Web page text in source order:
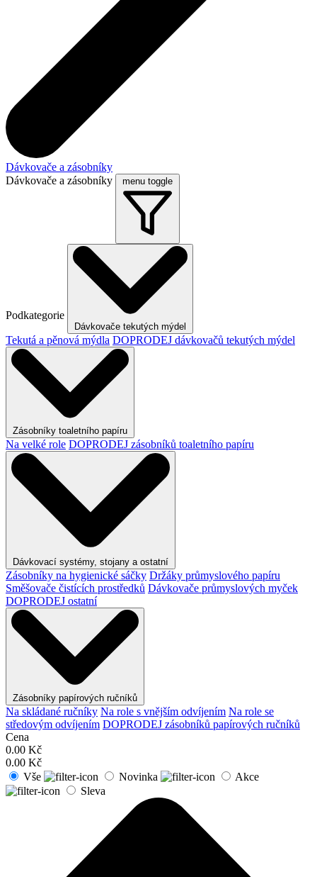
Dávkovače a zásobníky
Dávkovače a zásobníky
menu toggle
Podkategorie
Dávkovače tekutých mýdel
Tekutá a pěnová mýdla DOPRODEJ dávkovačů tekutých mýdel
Zásobníky toaletního papíru
Na velké role DOPRODEJ zásobníků toaletního papíru
Dávkovací systémy, stojany a ostatní
Zásobníky na hygienické sáčky Držáky průmyslového papíru
Směšovače čistících prostředků Dávkovače průmyslových myček
DOPRODEJ ostatní
Zásobníky papírových ručníků
Na skládané ručníky Na role s vnějším odvíjením Na role se
středovým odvíjením DOPRODEJ zásobníků papírových ručníků
Cena
0.00 Kč
0.00 Kč
Vše
Novinka
Akce
Sleva